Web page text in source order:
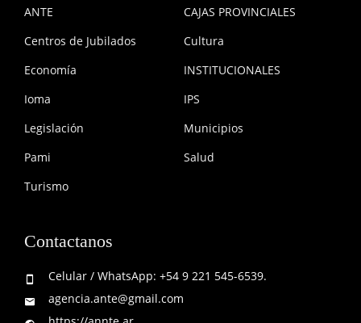
ANTE
CAJAS PROVINCIALES
Centros de Jubilados
Cultura
Economía
INSTITUCIONALES
Ioma
IPS
Legislación
Municipios
Pami
Salud
Turismo
Contactanos
Celular / WhatsApp: +54 9 221 545-6539.
agencia.ante@gmail.com